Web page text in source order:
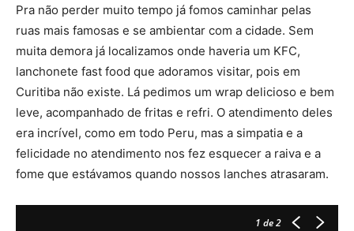
Pra não perder muito tempo já fomos caminhar pelas
ruas mais famosas e se ambientar com a cidade. Sem
muita demora já localizamos onde haveria um KFC,
lanchonete fast food que adoramos visitar, pois em
Curitiba não existe. Lá pedimos um wrap delicioso e bem
leve, acompanhado de fritas e refri. O atendimento deles
era incrível, como em todo Peru, mas a simpatia e a
felicidade no atendimento nos fez esquecer a raiva e a
fome que estávamos quando nossos lanches atrasaram.
1 de 2